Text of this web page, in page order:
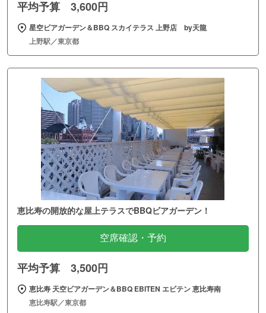
平均予算 3,600円
星空ビアガーデン＆BBQ スカイテラス 上野店 by天龍
上野駅／東京都
恵比寿の開放的な屋上テラスでBBQビアガーデン！
空席確認・予約
平均予算 3,500円
恵比寿 天空ビアガーデン＆BBQ EBITEN エビテン 恵比寿南
恵比寿駅／東京都